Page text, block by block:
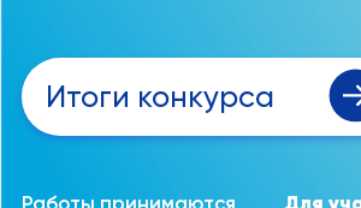
Итоги конкурса
Работы принимаются